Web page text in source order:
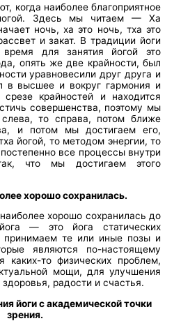
когда наиболее благоприятное
Здесь мы читаем — Ха
ночь, ха это ночь, тха это
и закат. В традиции йоги
время для занятия йогой это
опять же две крайности, был
уравновесили друг друга и
в высшее и вокруг гармония и
крайностей и находится
совершенства, поэтому мы
то справа, потом ближе
и потом мы достигаем его,
йогой, то методом энергии, то
все процессы внутри
что мы достигаем этого
хорошо сохранилась.
хорошо сохранилась до
— это йога статических
принимаем те или иные позы и
являются по-настоящему
каких-то физических проблем,
мощи, для улучшения
радости и счастья.
йоги с академической точки
зрения.